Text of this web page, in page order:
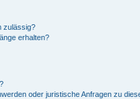
zulässig?
erhalten?
oder juristische Anfragen zu